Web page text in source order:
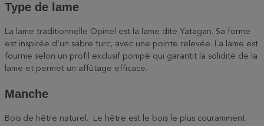
Type de lame
La lame traditionnelle Opinel est la lame dite Yatagan. Sa forme
est inspirée d'un sabre turc, avec une pointe relevée. La lame est
fournie selon un profil exclusif pompé qui garantit la solidité de la
lame et permet un affûtage efficace.
Manche
Bois de hêtre naturel. Le hêtre est le bois le plus couramment